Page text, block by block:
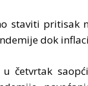
staviti pritisak
dok
četvrtak